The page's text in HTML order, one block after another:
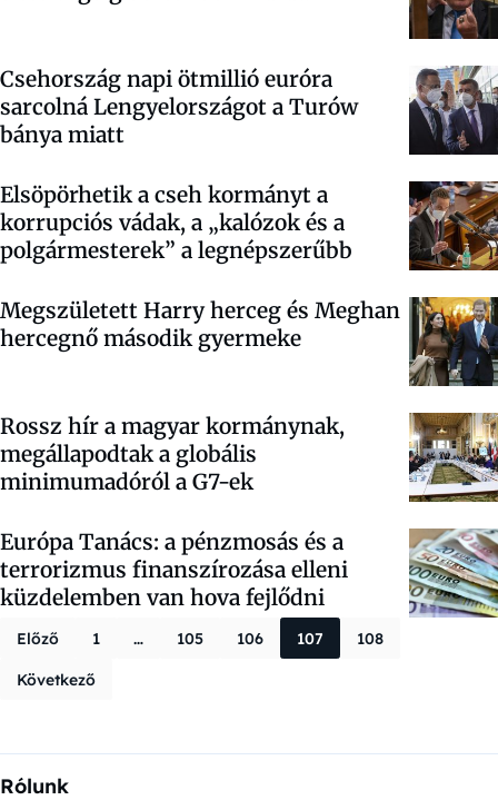
Csehország napi ötmillió euróra
sarcolná Lengyelországot a Turów
bánya miatt
Elsöpörhetik a cseh kormányt a
korrupciós vádak, a „kalózok és a
polgármesterek” a legnépszerűbb
Megszületett Harry herceg és Meghan
hercegnő második gyermeke
Rossz hír a magyar kormánynak,
megállapodtak a globális
minimumadóról a G7-ek
Európa Tanács: a pénzmosás és a
terrorizmus finanszírozása elleni
küzdelemben van hova fejlődni
Bejegyzések
Előző 1 … 105 106 107 108
Következő
Rólunk